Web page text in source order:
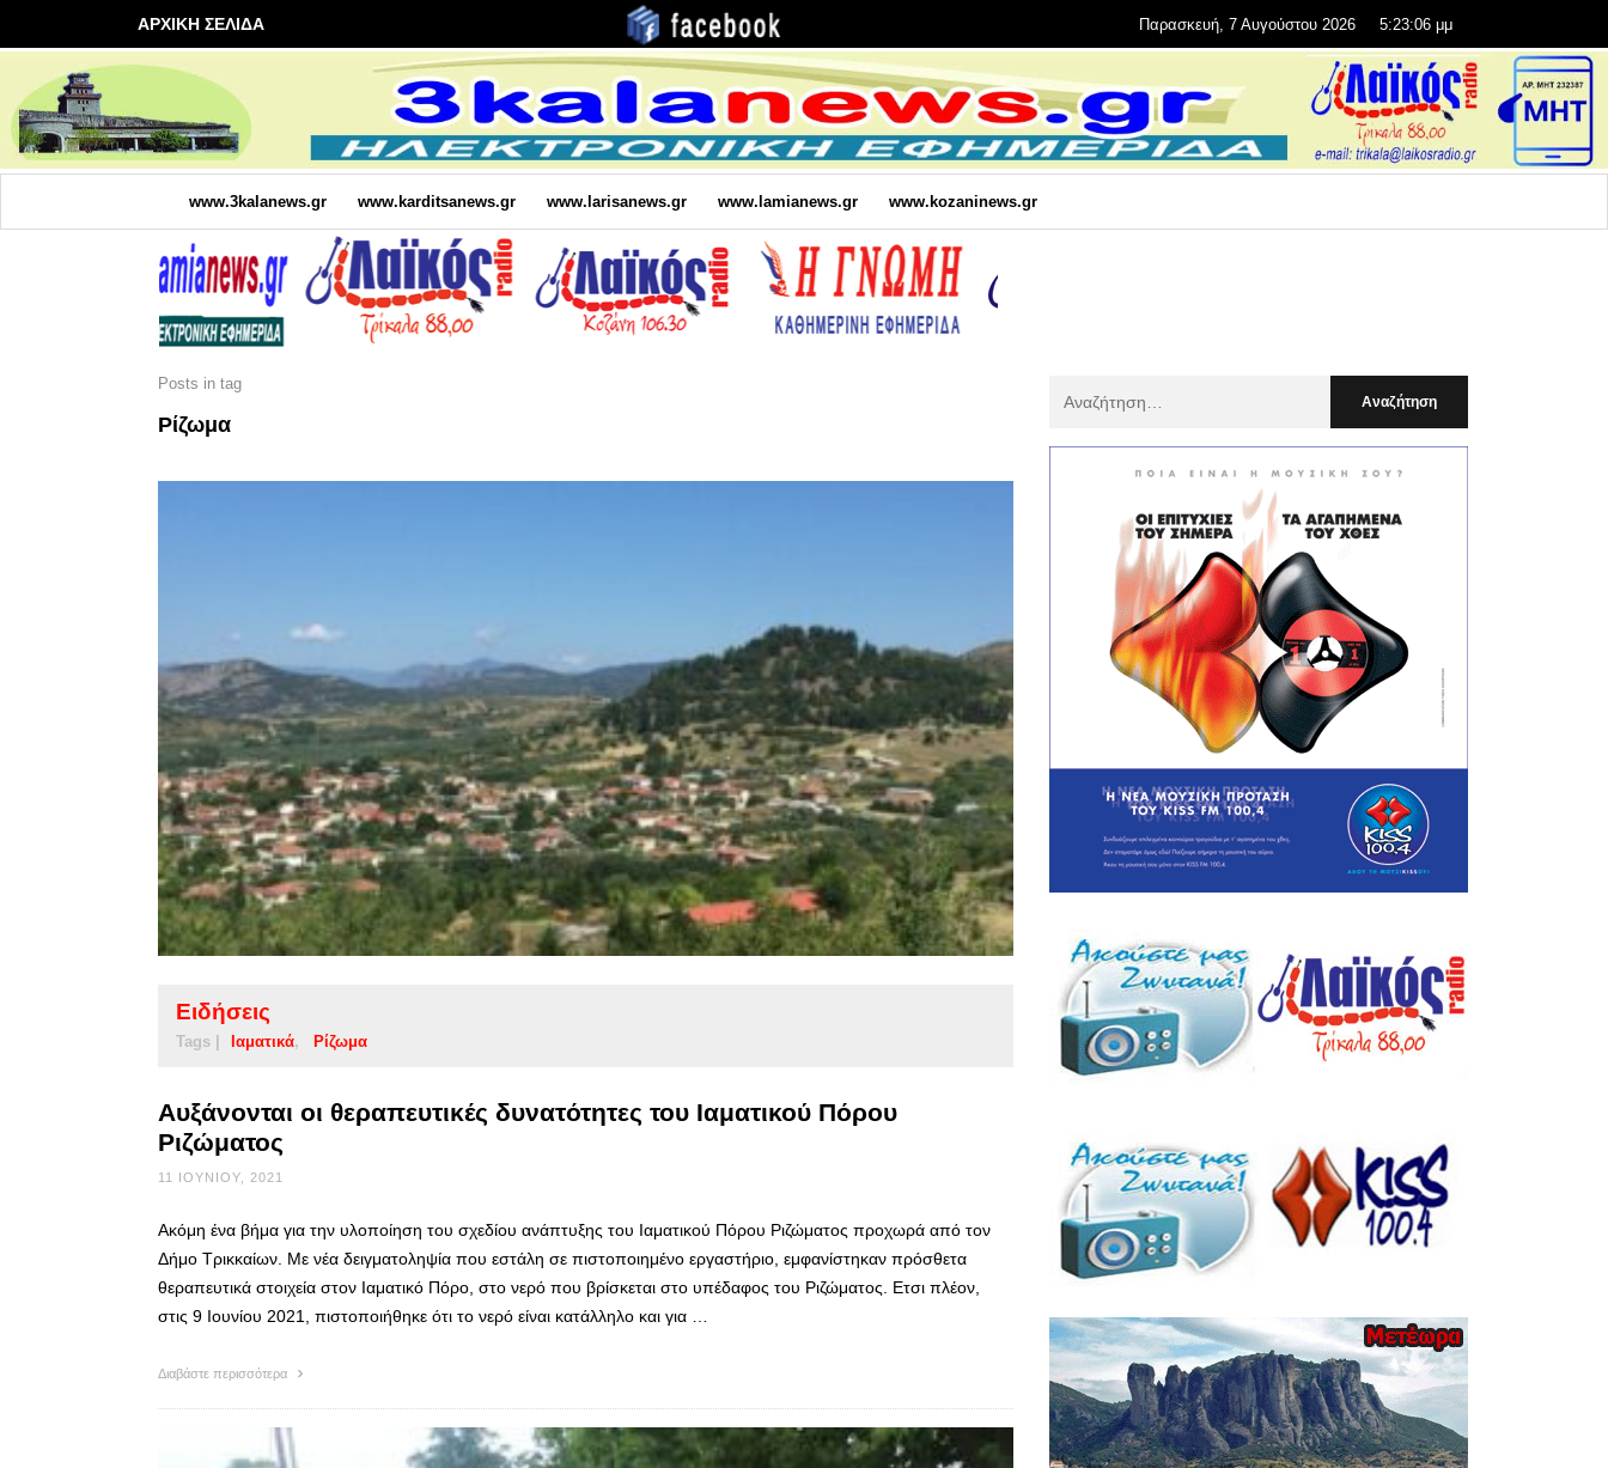
ΑΡΧΙΚΗ ΣΕΛΙΔΑ Παρασκευή, 7 Αυγούστου 2026 5:23:08 μμ
www.3kalanews.gr www.karditsanews.gr www.larisanews.gr www.lamianews.gr www.kozaninews.gr
Posts in tag
Ρίζωμα
Ειδήσεις
Tags | Ιαματικά Ρίζωμα
Αυξάνονται οι θεραπευτικές δυνατότητες του Ιαματικού Πόρου
Ριζώματος
11 ΙΟΥΝΊΟΥ, 2021
Ακόμη ένα βήμα για την υλοποίηση του σχεδίου ανάπτυξης του Ιαματικού Πόρου Ριζώματος προχωρά από τον
Δήμο Τρικκαίων. Με νέα δειγματοληψία που εστάλη σε πιστοποιημένο εργαστήριο, εμφανίστηκαν πρόσθετα
θεραπευτικά στοιχεία στον Ιαματικό Πόρο, στο νερό που βρίσκεται στο υπέδαφος του Ριζώματος. Ετσι πλέον,
στις 9 Ιουνίου 2021, πιστοποιήθηκε ότι το νερό είναι κατάλληλο και για …
Διαβάστε περισσότερα
: